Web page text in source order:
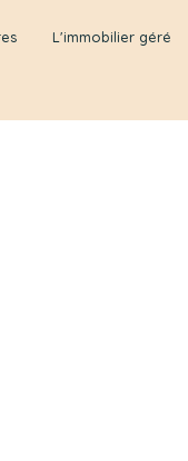
L'immobilier géré